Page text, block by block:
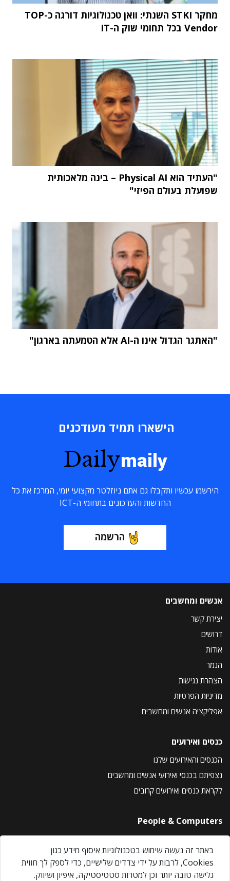
מחקר STKI השנתי: וואן טכנולוגיות דורגה כ-TOP
Vendor בכל תחומי שוק ה-IT
"העתיד הוא Physical AI – בינה מלאכותית
שפועלת בעולם הפיזי"
"האתגר הגדול אינו ה-AI אלא הטמעתה בארגון"
הישארו תמיד מעודכנים
Dailymaily
הירשמו עכשיו ותקבלו גם אתם ניוזלטר מקצועי יומי, המרכז את כל
החדשות והעדכונים בתחומי ה-ICT
הרשמה
אנשים ומחשבים
יצירת קשר
דרושים
אודות
הנמר
הצהרת נגישות
מדיניות הפרטיות
אפליקציה אנשים ומחשבים
כנסים ואירועים
הכנסים והאירועים שלנו
נצפיתם בכנסי ואירועי אנשים ומחשבים
לקראת כנסים ואירועים קרובים
People & Computers
About Us
Privacy Policy
Contact Us
באתר זה נעשה שימוש בטכנולוגיות איסוף מידע כגון
Cookies, לרבות על ידי צדדים שלישיים, כדי לספק לך חווית
גלישה טובה יותר וכן למטרות סטטיסטיקה, איפיון ושיווק.